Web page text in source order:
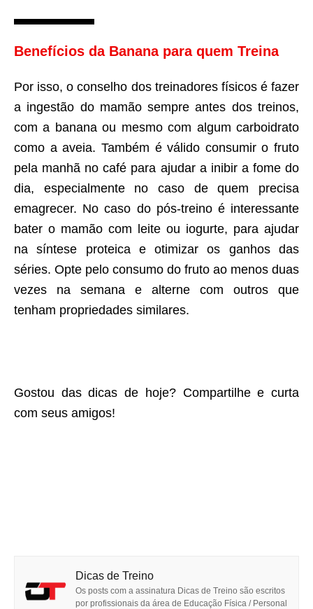
Benefícios da Banana para quem Treina
Por isso, o conselho dos treinadores físicos é fazer
a ingestão do mamão sempre antes dos treinos,
com a banana ou mesmo com algum carboidrato
como a aveia. Também é válido consumir o fruto
pela manhã no café para ajudar a inibir a fome do
dia, especialmente no caso de quem precisa
emagrecer. No caso do pós-treino é interessante
bater o mamão com leite ou iogurte, para ajudar
na síntese proteica e otimizar os ganhos das
séries. Opte pelo consumo do fruto ao menos duas
vezes na semana e alterne com outros que
tenham propriedades similares.
Gostou das dicas de hoje? Compartilhe e curta
com seus amigos!
Dicas de Treino
Os posts com a assinatura Dicas de Treino são escritos
por profissionais da área de Educação Física / Personal